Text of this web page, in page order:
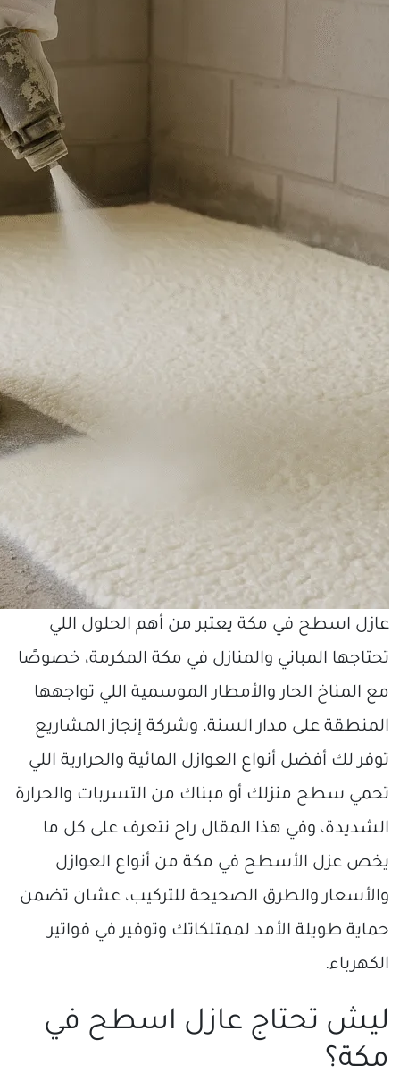
عازل اسطح في مكة يعتبر من أهم الحلول اللي
تحتاجها المباني والمنازل في مكة المكرمة، خصوصًا
مع المناخ الحار والأمطار الموسمية اللي تواجهها
المنطقة على مدار السنة، وشركة إنجاز المشاريع
توفر لك أفضل أنواع العوازل المائية والحرارية اللي
تحمي سطح منزلك أو مبناك من التسربات والحرارة
الشديدة، وفي هذا المقال راح نتعرف على كل ما
يخص عزل الأسطح في مكة من أنواع العوازل
والأسعار والطرق الصحيحة للتركيب، عشان تضمن
حماية طويلة الأمد لممتلكاتك وتوفير في فواتير
الكهرباء.
ليش تحتاج عازل اسطح في
مكة؟